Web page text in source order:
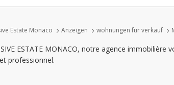
Sonntag:
Montag:
Estate Monaco Anzeigen wohnungen für verkauf
ESTATE MONACO, notre agence
professionnel.